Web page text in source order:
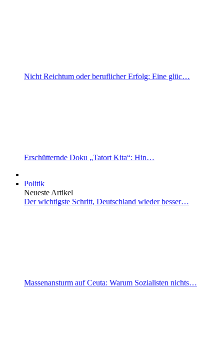
Nicht Reichtum oder beruflicher Erfolg: Eine glüc…
Erschütternde Doku „Tatort Kita“: Hin…
Politik
Neueste Artikel
Der wichtigste Schritt, Deutschland wieder besser…
Massenansturm auf Ceuta: Warum Sozialisten nichts…